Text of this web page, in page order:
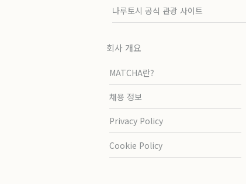
나루토시 공식 관광 사이트
회사 개요
MATCHA란?
채용 정보
Privacy Policy
Cookie Policy